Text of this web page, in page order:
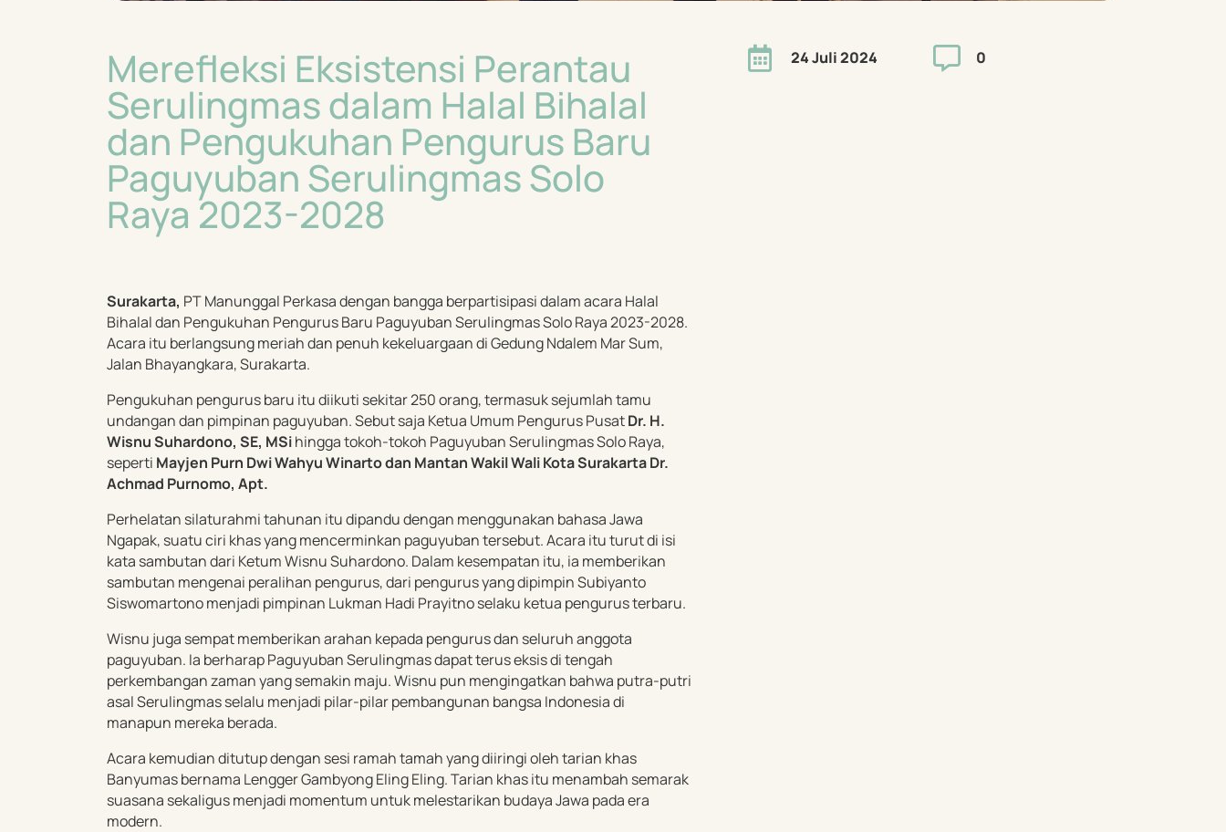
Merefleksi Eksistensi Perantau
Serulingmas dalam Halal Bihalal
dan Pengukuhan Pengurus Baru
Paguyuban Serulingmas Solo
Raya 2023-2028
 24 Juli 2024  0
Surakarta, PT Manunggal Perkasa dengan bangga berpartisipasi dalam acara Halal
Bihalal dan Pengukuhan Pengurus Baru Paguyuban Serulingmas Solo Raya 2023-2028.
Acara itu berlangsung meriah dan penuh kekeluargaan di Gedung Ndalem Mar Sum,
Jalan Bhayangkara, Surakarta.
Pengukuhan pengurus baru itu diikuti sekitar 250 orang, termasuk sejumlah tamu
undangan dan pimpinan paguyuban. Sebut saja Ketua Umum Pengurus PusatDr. H.
Wisnu Suhardono, SE, MSihingga tokoh-tokoh Paguyuban Serulingmas Solo Raya,
seperti Mayjen Purn Dwi Wahyu Winarto dan Mantan Wakil Wali Kota Surakarta Dr.
Achmad Purnomo, Apt.
Perhelatan silaturahmi tahunan itu dipandu dengan menggunakan bahasa Jawa
Ngapak, suatu ciri khas yang mencerminkan paguyuban tersebut. Acara itu turut di isi
kata sambutan dari Ketum Wisnu Suhardono. Dalam kesempatan itu, ia memberikan
sambutan mengenai peralihan pengurus, dari pengurus yang dipimpin Subiyanto
Siswomartono menjadi pimpinan Lukman Hadi Prayitno selaku ketua pengurus terbaru.
Wisnu juga sempat memberikan arahan kepada pengurus dan seluruh anggota
paguyuban. Ia berharap Paguyuban Serulingmas dapat terus eksis di tengah
perkembangan zaman yang semakin maju. Wisnu pun mengingatkan bahwa putra-putri
asal Serulingmas selalu menjadi pilar-pilar pembangunan bangsa Indonesia di
manapun mereka berada.
Acara kemudian ditutup dengan sesi ramah tamah yang diiringi oleh tarian khas
Banyumas bernama Lengger Gambyong Eling Eling. Tarian khas itu menambah semarak
suasana sekaligus menjadi momentum untuk melestarikan budaya Jawa pada era
modern.